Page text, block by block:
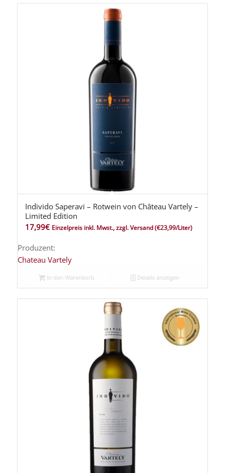
Individo Saperavi – Rotwein von Château Vartely –
Limited Edition
17,99€ Einzelpreis inkl. Mwst., zzgl. Versand(€23,99/Liter)
Produzent:
Chateau Vartely
In den Warenkorb Details anzeigen